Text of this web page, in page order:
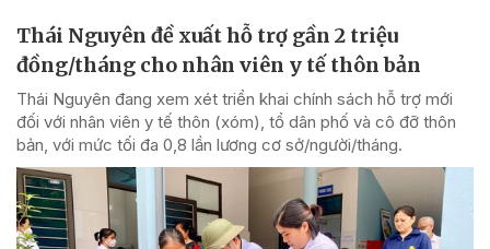
Thái Nguyên đề xuất hỗ trợ gần 2 triệu
đồng/tháng cho nhân viên y tế thôn bản
Thái Nguyên đang xem xét triển khai chính sách hỗ trợ mới
đối với nhân viên y tế thôn (xóm), tổ dân phố và cô đỡ thôn
bản, với mức tối đa 0,8 lần lương cơ sở/người/tháng.